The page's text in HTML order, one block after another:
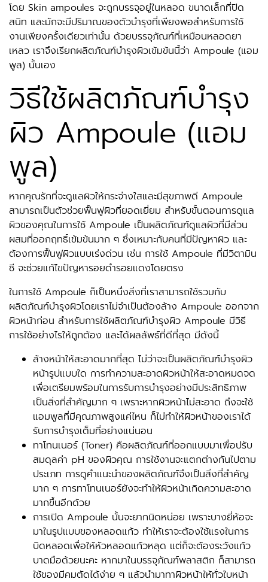
โดย Skin ampoules จะถูกบรรจุอยู่ในหลอด ขนาดเล็กที่ปิด
สนิท และมักจะมีปริมาณของตัวบำรุงที่เพียงพอสำหรับการใช้
งานเพียงครั้งเดียวเท่านั้น ด้วยบรรจุภัณฑ์ที่เหมือนหลอดยา
เหลว เราจึงเรียกผลิตภัณฑ์บำรุงผิวเข้มข้นนี้ว่า Ampoule (แอม
พูล) นั้นเอง
วิธีใช้ผลิตภัณฑ์บำรุง
ผิว Ampoule (แอม
พูล)
หากคุณรักที่จะดูแลผิวให้กระจ่างใสและมีสุขภาพดี Ampoule
สามารถเป็นตัวช่วยฟื้นฟูผิวที่ยอดเยี่ยม สำหรับขั้นตอนการดูแล
ผิวของคุณในการใช้ Ampoule เป็นผลิตภัณฑ์ดูแลผิวที่มีส่วน
ผสมที่ออกฤทธิ์เข้มข้นมาก ๆ ซึ่งเหมาะกับคนที่มีปัญหาผิว และ
ต้องการฟื้นฟูผิวแบบเร่งด่วน เช่น การใช้ Ampoule ที่มีวิตามิน
ซี จะช่วยแก้ไขปัญหารอยดำรอยแดงโดยตรง
ในการใช้ Ampoule ก็เป็นหนึ่งสิ่งที่เราสามารถใช้รวมกับ
ผลิตภัณฑ์บำรุงผิวโดยเราไม่จำเป็นต้องล้าง Ampoule ออกจาก
ผิวหน้าก่อน สำหรับการใช้ผลิตภัณฑ์บำรุงผิว Ampoule มีวิธี
การใช้อย่างไรให้ถูกต้อง และได้ผลลัพธ์ที่ดีที่สุด มีดังนี้
ล้างหน้าให้สะอาดมากที่สุด ไม่ว่าจะเป็นผลิตภัณฑ์บำรุงผิว
หน้ารูปแบบใด การทำความสะอาดผิวหน้าให้สะอาดหมดจด
เพื่อเตรียมพร้อมในการรับการบำรุงอย่างมีประสิทธิภาพ
เป็นสิ่งที่สำคัญมาก ๆ เพราะหากผิวหน้าไม่สะอาด ถึงจะใช้
แอมพูลที่มีคุณภาพสูงแค่ไหน ก็ไม่ทำให้ผิวหน้าของเราได้
รับการบำรุงเต็มที่อย่างแน่นอน
ทาโทนเนอร์ (​​Toner) คือผลิตภัณฑ์ที่ออกแบบมาเพื่อปรับ
สมดุลค่า pH ของผิวคุณ การใช้งานจะแตกต่างกันไปตาม
ประเภท การดูคำแนะนำของผลิตภัณฑ์จึงเป็นสิ่งที่สำคัญ
มาก ๆ การทาโทนเนอร์ยังจะทำให้ผิวหน้าเกิดความสะอาด
มากขึ้นอีกด้วย
การเปิด Ampoule นั้นจะยากนิดหน่อย เพราะบางยี่ห้อจะ
มาในรูปแบบของหลอดแก้ว ทำให้เราจะต้องใช้แรงในการ
บิดหลอดเพื่อให้หัวหลอดแก้วหลุด แต่ก็จะต้องระวังแก้ว
บาดมือด้วยนะคะ หากมาในบรรจุภัณฑ์พลาสติก ก็สามารถ
ใช้ของมีคมตัดได้ง่าย ๆ แล้วนำมาทาผิวหน้าให้ทั่วใบหน้า